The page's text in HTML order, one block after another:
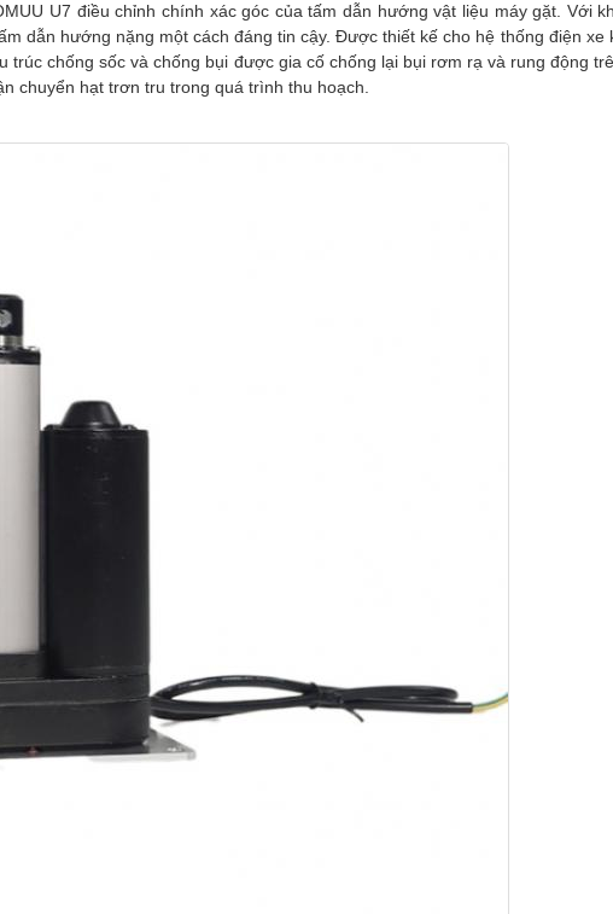
U7 điều chỉnh chính xác góc của tấm dẫn hướng vật liệu máy gặt. Với
dẫn hướng nặng một cách đáng tin cậy. Được thiết kế cho hệ thống điện xe
trúc chống sốc và chống bụi được gia cố chống lại bụi rơm rạ và rung động
chuyển hạt trơn tru trong quá trình thu hoạch.